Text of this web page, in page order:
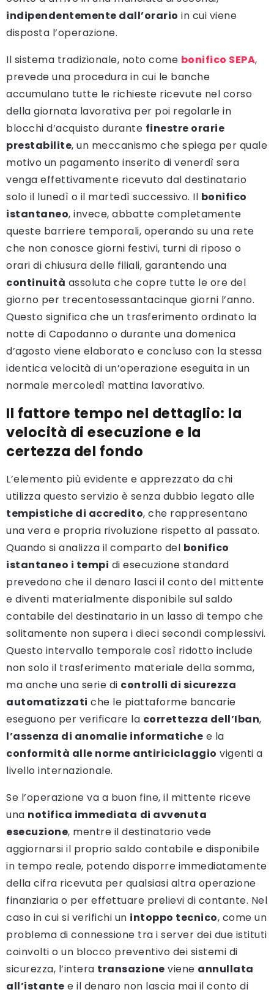
indipendentemente dall’orario in cui viene
disposta l’operazione.
Il sistema tradizionale, noto come bonifico SEPA,
prevede una procedura in cui le banche
accumulano tutte le richieste ricevute nel corso
della giornata lavorativa per poi regolarle in
blocchi d’acquisto durante finestre orarie
prestabilite, un meccanismo che spiega per quale
motivo un pagamento inserito di venerdì sera
venga effettivamente ricevuto dal destinatario
solo il lunedì o il martedì successivo. Il bonifico
istantaneo, invece, abbatte completamente
queste barriere temporali, operando su una rete
che non conosce giorni festivi, turni di riposo o
orari di chiusura delle filiali, garantendo una
continuità assoluta che copre tutte le ore del
giorno per trecentosessantacinque giorni l’anno.
Questo significa che un trasferimento ordinato la
notte di Capodanno o durante una domenica
d’agosto viene elaborato e concluso con la stessa
identica velocità di un’operazione eseguita in un
normale mercoledì mattina lavorativo.
Il fattore tempo nel dettaglio: la
velocità di esecuzione e la
certezza del fondo
L’elemento più evidente e apprezzato da chi
utilizza questo servizio è senza dubbio legato alle
tempistiche di accredito, che rappresentano
una vera e propria rivoluzione rispetto al passato.
Quando si analizza il comparto del bonifico
istantaneo i tempi di esecuzione standard
prevedono che il denaro lasci il conto del mittente
e diventi materialmente disponibile sul saldo
contabile del destinatario in un lasso di tempo che
solitamente non supera i dieci secondi complessivi.
Questo intervallo temporale così ridotto include
non solo il trasferimento materiale della somma,
ma anche una serie di controlli di sicurezza
automatizzati che le piattaforme bancarie
eseguono per verificare la correttezza dell’Iban,
l’assenza di anomalie informatiche e la
conformità alle norme antiriciclaggio vigenti a
livello internazionale.
Se l’operazione va a buon fine, il mittente riceve
una notifica immediata di avvenuta
esecuzione, mentre il destinatario vede
aggiornarsi il proprio saldo contabile e disponibile
in tempo reale, potendo disporre immediatamente
della cifra ricevuta per qualsiasi altra operazione
finanziaria o per effettuare prelievi di contante. Nel
caso in cui si verifichi un intoppo tecnico, come un
problema di connessione tra i server dei due istituti
coinvolti o un blocco preventivo dei sistemi di
sicurezza, l’intera transazione viene annullata
all’istante e il denaro non lascia mai il conto di